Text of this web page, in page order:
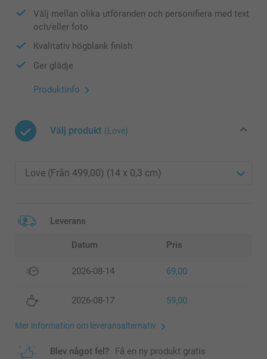
Välj mellan olika utföranden och personifiera med text
och/eller foto
Kvalitativ högblank finish
Ger glädje
Produktinfo
Välj produkt (Love)
Leverans
Datum Pris
2026-08-14 69,00
2026-08-17 59,00
Mer information om leveransalternativ
Blev något fel? Få en ny produkt gratis